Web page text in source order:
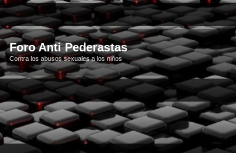
Foro Anti Pederastas
Contra los abusos sexuales a los niños